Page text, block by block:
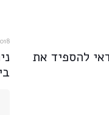
להספיד את